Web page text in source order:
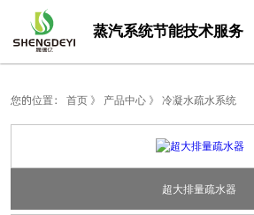
蒸汽系统节能技术服务
您的位置： 首页 》 产品中心 》 冷凝水疏水系统
超大排量疏水器